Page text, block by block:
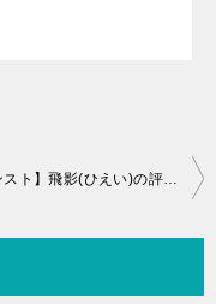
【モンスト】飛影(ひえい)の評価とわくわくの実！進化と神化どっち？